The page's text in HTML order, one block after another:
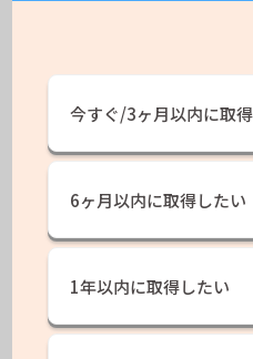
今すぐ/3ヶ月以内に取
6ヶ月以内に取得したい
1年以内に取得したい